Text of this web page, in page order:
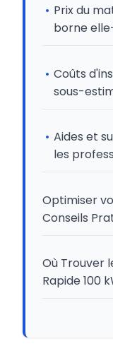
Prix du
borne
Coûts
sous-
Aides et
les
Optimiser
Conseils
Où Trouver
Rapide 100